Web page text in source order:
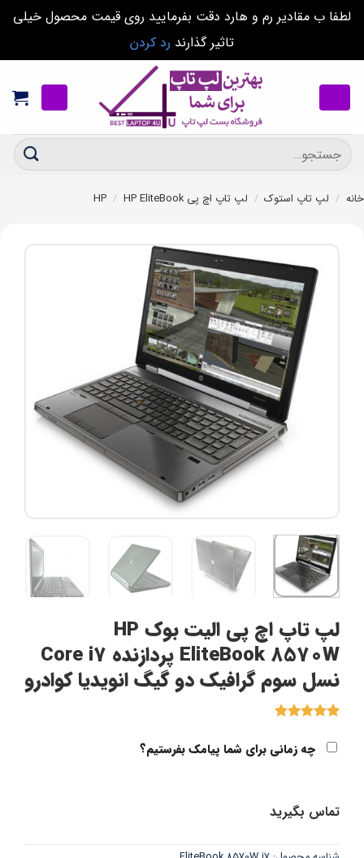
لطفا ب مقادیر رم و هارد دقت بفرمایید روی قیمت محصول خیلی
تاثیر گذارند رد کردن
content
جستجو
برای:
خانه / لپ تاپ استوک / لپ تاپ اچ پی HP / HP EliteBook
لپ تاپ اچ پی الیت بوک HP
EliteBook 8570W پردازنده Core i7
نسل سوم گرافیک دو گیگ انویدیا کوادرو
5 امتیاز
مشتریچه زمانی برای شما پیامک بفرستیم؟
تماس بگیرید